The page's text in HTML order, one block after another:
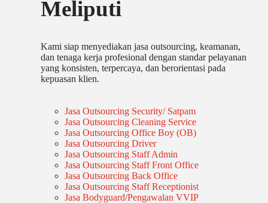
Meliputi
Kami siap menyediakan jasa outsourcing, keamanan,
dan tenaga kerja profesional dengan standar pelayanan
yang konsisten, terpercaya, dan berorientasi pada
kepuasan klien.
Jasa Outsourcing Security/ Satpam
Jasa Outsourcing Cleaning Service
Jasa Outsourcing Office Boy (OB)
Jasa Outsourcing Driver
Jasa Outsourcing Staff Admin
Jasa Outsourcing Staff Front Office
Jasa Outsourcing Back Office
Jasa Outsourcing Staff Receptionist
Jasa Bodyguard/Pengawalan VVIP